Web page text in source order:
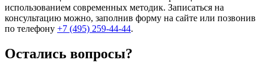
использованием современных методик. Записаться на
консультацию можно, заполнив форму на сайте или позвонив
по телефону +7 (495) 259-44-44.
Остались вопросы?